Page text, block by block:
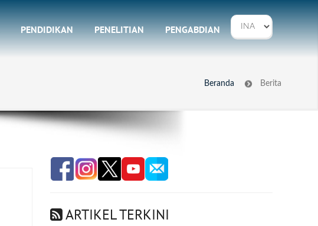
PENDIDIKAN PENELITIAN PENGABDIAN
Beranda Berita
ARTIKEL TERKINI